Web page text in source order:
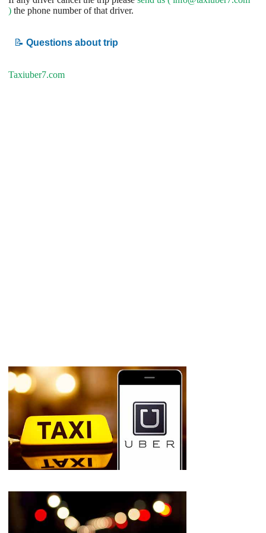
) the phone number of that driver.
📝 Questions about trip
Taxiuber7.com